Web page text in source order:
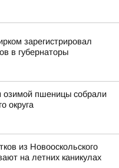
зарегистрировал
в губернаторы
озимой пшеницы собрали
округа
из Новооскольского
на летних каникулах